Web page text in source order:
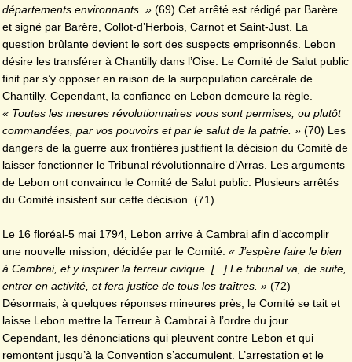
départements environnants. » (69) Cet arrêté est rédigé par Barère
et signé par Barère, Collot-d’Herbois, Carnot et Saint-Just. La
question brûlante devient le sort des suspects emprisonnés. Lebon
désire les transférer à Chantilly dans l’Oise. Le Comité de Salut public
finit par s’y opposer en raison de la surpopulation carcérale de
Chantilly. Cependant, la confiance en Lebon demeure la règle.
« Toutes les mesures révolutionnaires vous sont permises, ou plutôt
commandées, par vos pouvoirs et par le salut de la patrie. » (70) Les
dangers de la guerre aux frontières justifient la décision du Comité de
laisser fonctionner le Tribunal révolutionnaire d’Arras. Les arguments
de Lebon ont convaincu le Comité de Salut public. Plusieurs arrêtés
du Comité insistent sur cette décision. (71)
Le 16 floréal-5 mai 1794, Lebon arrive à Cambrai afin d’accomplir
une nouvelle mission, décidée par le Comité. « J’espère faire le bien
à Cambrai, et y inspirer la terreur civique. [...] Le tribunal va, de suite,
entrer en activité, et fera justice de tous les traîtres. » (72)
Désormais, à quelques réponses mineures près, le Comité se tait et
laisse Lebon mettre la Terreur à Cambrai à l’ordre du jour.
Cependant, les dénonciations qui pleuvent contre Lebon et qui
remontent jusqu’à la Convention s’accumulent. L’arrestation et le